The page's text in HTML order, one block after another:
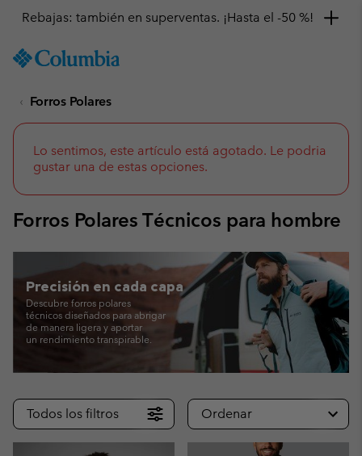
TO
SKIP
NAV
SKIP
TO
SEARCH
Consigue un 10 % de descuento
Forros Polares
Lo sentimos, este artículo está agotado. Le podria
gustar una de estas opciones.
Forros Polares Técnicos para hombre
Precisión en cada capa
Descubre forros polares
técnicos diseñados para abrigar
de manera ligera y aportar
un rendimiento transpirable.
Todos los filtros Ordenar